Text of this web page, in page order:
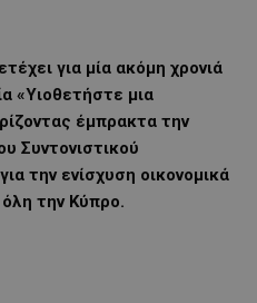
για μία ακόμη χρονιά
«Υιοθετήστε μια
έμπρακτα την
Συντονιστικού
την ενίσχυση οικονομικά
την Κύπρο.